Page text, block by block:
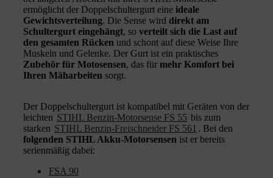
ermöglicht der Doppelschultergurt eine ideale
Gewichtsverteilung. Die Sense wird direkt am
Schultergurt eingehängt, so verteilt sich die Last auf
den gesamten Rücken und schont auf diese Weise Ihre
Muskeln und Gelenke. Der Gurt ist ein praktisches
Zubehör für Motosensen, das für mehr Komfort bei
Ihren Mäharbeiten sorgt.
Der Doppelschultergurt ist kompatibel mit Geräten von der
leichten STIHL Benzin-Motorsense FS 55 bis zum
starken STIHL Benzin-Freischneider FS 561 . Bei den
folgenden STIHL Akku-Motorsensen ist er bereits
serienmäßig dabei:
FSA 90